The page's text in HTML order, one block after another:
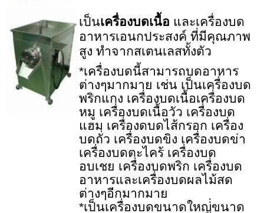
เป็นเครื่องบดเนื้อ และเครื่องบด
อาหารเอนกประสงค์ ที่มีคุณภาพ
สูง ทำจากสเตนเลสทั้งตัว
*เครื่องบดนี้สามารถบดอาหาร
ต่างๆมากมาย เช่น เป็นเครื่องบด
พริกแกง เครื่องบดเนื้อเครื่องบด
หมู เครื่องบดเนื้อวัว เครื่องบด
แฮม เครื่องดบดไส้กรอก เครื่อง
บดถั่ว เครื่องบดขิง เครื่องบดข่า
เครื่องบดตะไคร้ เครื่องบด
อบเชย เครื่องบดพริก เครื่องบด
อาหารและเครื่องบดผลไม้สด
ต่างๆอีกมากมาย
*เป็นเครื่องบดขนาดใหญ่่ขนาด